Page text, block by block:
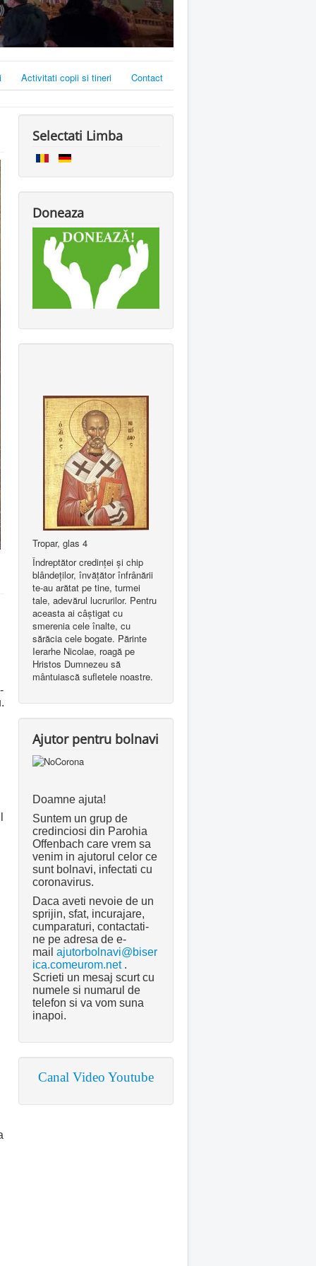
Activitati copii si tineri Contact
Selectati Limba
Doneaza
Tropar, glas 4
Îndreptător credinţei şi chip
blândeţilor, învăţător înfrânării
te-au arătat pe tine, turmei
tale, adevărul lucrurilor. Pentru
aceasta ai câştigat cu
smerenia cele înalte, cu
sărăcia cele bogate. Părinte
Ierarhe Nicolae, roagă pe
Hristos Dumnezeu să
mântuiască sufletele noastre.
Ajutor pentru bolnavi
Doamne ajuta!
Suntem un grup de
credinciosi din Parohia
Offenbach care vrem sa
venim in ajutorul celor ce
sunt bolnavi, infectati cu
coronavirus.
Daca aveti nevoie de un
sprijin, sfat, incurajare,
cumparaturi, contactati-
ne pe adresa de e-
mail ajutorbolnavi@biser
ica.comeurom.net.
Scrieti un mesaj scurt cu
numele si numarul de
telefon si va vom suna
inapoi.
Canal Video Youtube